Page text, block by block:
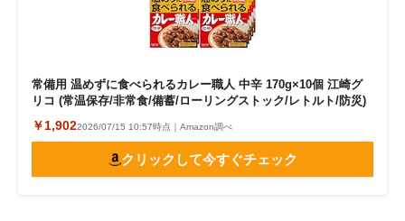
常備用 温めずに食べられるカレー職人 中辛 170g×10個 江崎グ
リコ (常温保存/非常食/備蓄/ローリングストック/レトルト/防災)
￥1,9022026/07/15 10:57時点｜Amazon調べ
クリックして今すぐチェック